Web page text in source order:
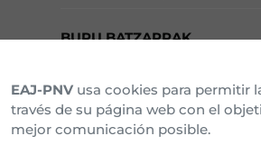
BURU BATZARRAK
Araba Buru Batzar
Bizkai Buru Batzar
EAJ-PNV usa cookies para permitir
través de su página web con el
mejor comunicación posible.